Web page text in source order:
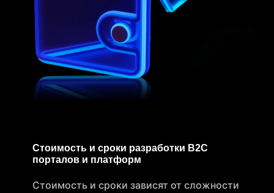
Стоимость и сроки разработки B2C
порталов и платформ
Стоимость и сроки зависят от сложности